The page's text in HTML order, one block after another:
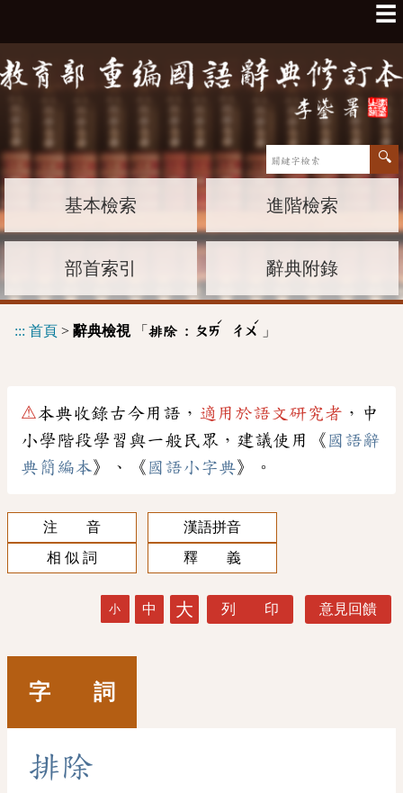
☰
基本檢索 進階檢索
部首索引 辭典附錄
::: 首頁 > 辭典檢視「 排除 : ㄆㄞ
ˊ
ㄔㄨ
ˊ
」
⚠本典收錄古今用語， 適用於語文研究者 ，中
小學階段學習與一般民眾，建議使用《 國語辭
典簡編本》、《 國語小字典》。
注 音
漢語拼音
相 似 詞
釋 義
小 中 大 列 印 意見回饋
字 詞
排除